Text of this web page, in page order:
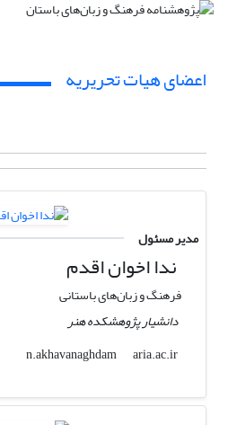
اعضای هیات تحریریه
مدیر مسئول
ندا اخوان اقدم
فرهنگ و زبان‌های باستانی
دانشیار پژوهشکده هنر
n.akhavanaghdam
aria.ac.ir